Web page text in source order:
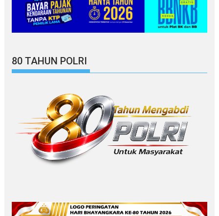
80 TAHUN POLRI